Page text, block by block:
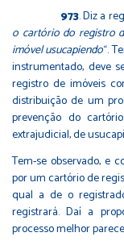
973. Diz a
o cartório do registro
imóvel usucapiendo“.
instrumentado, deve
registro de imóveis
distribuição de um
prevenção do
extrajudicial, de
Tem-se observado, e
por um cartório de
qual a de o
registrará. Daí a
processo melhor